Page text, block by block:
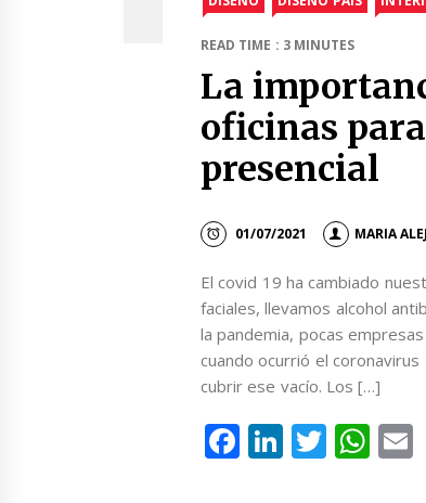
READ TIME : 3 MINUTES
La
oficinas
presencial
01/07/2021 MARIA
El covid 19 ha cambiado
faciales, llevamos alcohol
la pandemia, pocas
cuando ocurrió el
cubrir ese vacío. Los […]
Facebook
LinkedIn
Twitter